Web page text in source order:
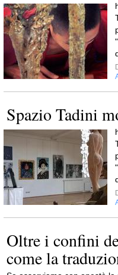
Spazio Tadini
Oltre i confini
come la